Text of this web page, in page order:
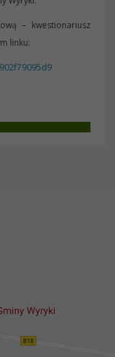
– kwestionariusz
linku: